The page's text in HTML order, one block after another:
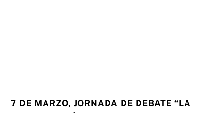
7 DE MARZO, JORNADA DE DEBATE “LA